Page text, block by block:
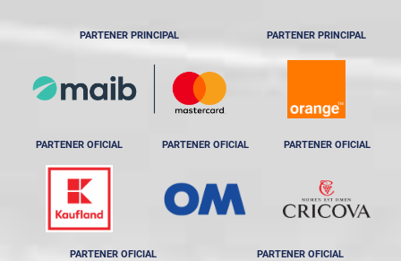
PARTENER PRINCIPAL PARTENER PRINCIPAL
PARTENER OFICIAL PARTENER OFICIAL PARTENER OFICIAL
PARTENER OFICIAL PARTENER OFICIAL